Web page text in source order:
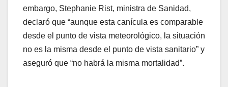
embargo, Stephanie Rist, ministra de Sanidad,
declaró que “aunque esta canícula es comparable
desde el punto de vista meteorológico, la situación
no es la misma desde el punto de vista sanitario” y
aseguró que “no habrá la misma mortalidad”.